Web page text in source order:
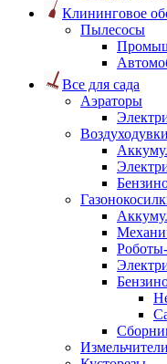
Клининговое
Пылесосы
Все для сада
Аэраторы
Воздуходувки
Измельчители